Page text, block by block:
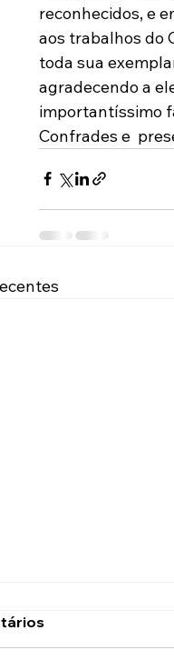
reconhecidos, e
aos trabalhos do
toda sua
agradecendo a
importantíssimo
Confrades e